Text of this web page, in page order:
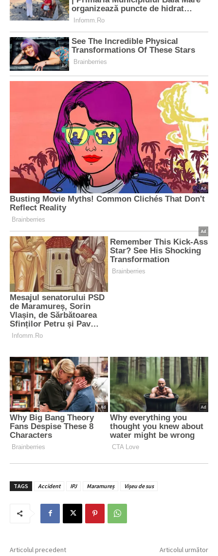
TAGS Accident IPJ Maramureș Vișeu de sus
Articolul precedent Articolul următor